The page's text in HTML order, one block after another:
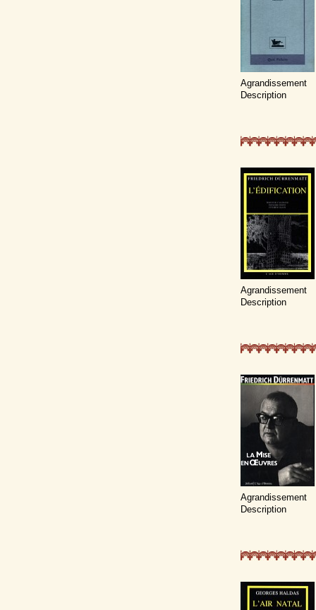
Agrandissement
Description
Agrandissement
Description
Agrandissement
Description